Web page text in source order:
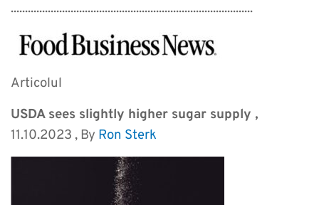
.....................................................................................
Articolul
USDA sees slightly higher sugar supply ,
11.10.2023 , By Ron Sterk